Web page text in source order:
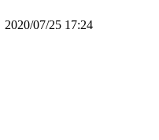
2020/07/25 17:24